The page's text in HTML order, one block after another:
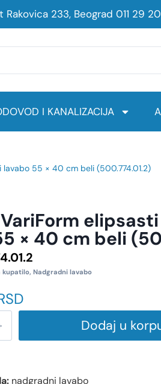
Rakovica 233, Beograd 011 29
I KANALIZACIJA
55 × 40 cm beli (500.774.01.2)
× 40 cm beli
kupatilo, Nadgradni lavabo
Dodaj u
nadgradni lavabo